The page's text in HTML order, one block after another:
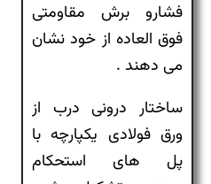
فشارو برش مقاومتی
فوق العاده از خود نشان
می دهند .
ساختار درونی درب از
ورق فولادی یکپارچه با
پل های استحکام